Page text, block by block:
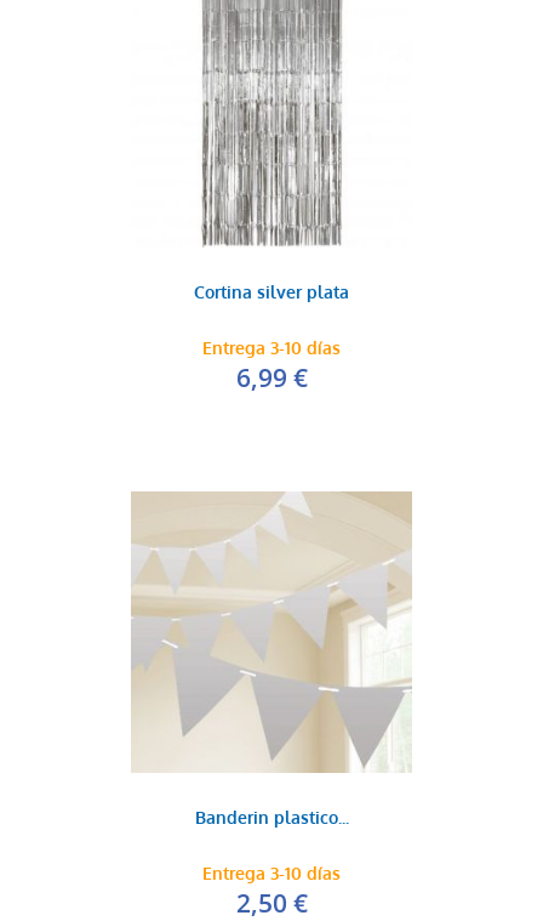
Cortina silver plata
Entrega 3-10 días
6,99 €
Banderin plastico...
Entrega 3-10 días
2,50 €